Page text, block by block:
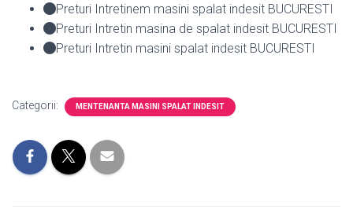
Preturi Intretinem masini spalat indesit BUCURESTI
Preturi Intretin masina de spalat indesit BUCURESTI
Preturi Intretin masini spalat indesit BUCURESTI
Categorii: MENTENANTA MASINI SPALAT INDESIT